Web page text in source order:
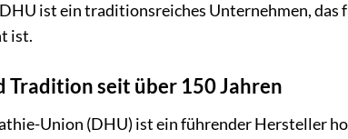
DHU ist ein traditionsreiches Unternehmen, das
ist.
Tradition seit über 150 Jahren
Union (DHU) ist ein führender Hersteller